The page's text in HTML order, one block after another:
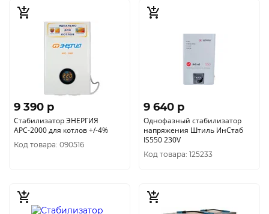
9 390 p
Стабилизатор ЭНЕРГИЯ
АРС-2000 для котлов +/-4%
Код товара: 090516
9 640 p
Однофазный стабилизатор
напряжения Штиль ИнСтаб
IS550 230V
Код товара: 125233